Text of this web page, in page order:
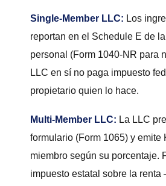
Single-Member LLC: Los
reportan en el Schedule E de
personal (Form 1040-NR para
LLC en sí no paga impuesto
propietario quien lo hace.
Multi-Member LLC: La LLC
formulario (Form 1065) y emite
miembro según su porcentaje.
impuesto estatal sobre la